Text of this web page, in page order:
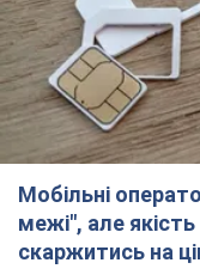
скаржитись на
Чому ціни на
поліпшити якість
2 часа назад 8,7 т.
СБУ затримала
удари ворога
Тепер зловмисникам